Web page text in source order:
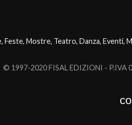
Feste, Mostre, Teatro, Danza, Eventi,
© 1997-2020 FISAL EDIZIONI - P.IVA